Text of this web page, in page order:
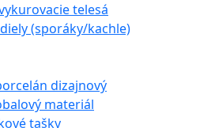
telesá
(sporáky/kachle)
dizajnový
materiál
tašky